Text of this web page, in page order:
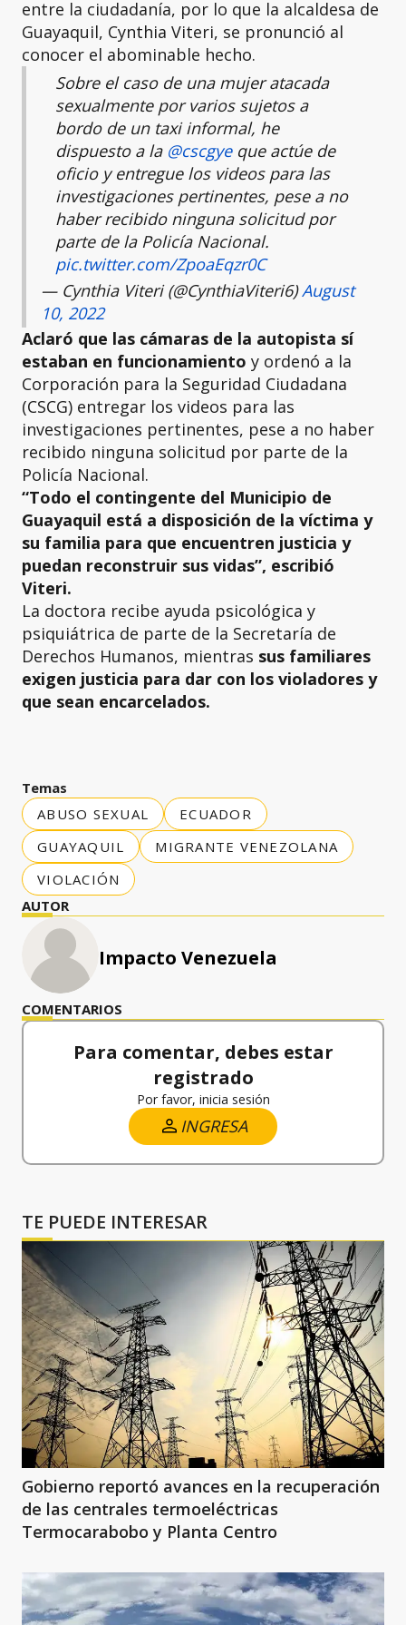
entre la ciudadanía, por lo que la alcaldesa de
Guayaquil, Cynthia Viteri, se pronunció al
conocer el abominable hecho.
Sobre el caso de una mujer atacada
sexualmente por varios sujetos a
bordo de un taxi informal, he
dispuesto a la @cscgyeque actúe de
oficio y entregue los videos para las
investigaciones pertinentes, pese a no
haber recibido ninguna solicitud por
parte de la Policía Nacional.
pic.twitter.com/ZpoaEqzr0C
— Cynthia Viteri (@CynthiaViteri6)August
10, 2022
Aclaró que las cámaras de la autopista sí
estaban en funcionamiento y ordenó a la
Corporación para la Seguridad Ciudadana
(CSCG) entregar los videos para las
investigaciones pertinentes, pese a no haber
recibido ninguna solicitud por parte de la
Policía Nacional.
“Todo el contingente del Municipio de
Guayaquil está a disposición de la víctima y
su familia para que encuentren justicia y
puedan reconstruir sus vidas”, escribió
Viteri.
La doctora recibe ayuda psicológica y
psiquiátrica de parte de la Secretaría de
Derechos Humanos, mientras sus familiares
exigen justicia para dar con los violadores y
que sean encarcelados.
Temas
ABUSO SEXUAL
ECUADOR
GUAYAQUIL
MIGRANTE VENEZOLANA
VIOLACIÓN
AUTOR
Impacto Venezuela
COMENTARIOS
Para comentar, debes estar
registrado
Por favor, inicia sesión
INGRESA
TE PUEDE INTERESAR
Gobierno reportó avances en la recuperación
de las centrales termoeléctricas
Termocarabobo y Planta Centro